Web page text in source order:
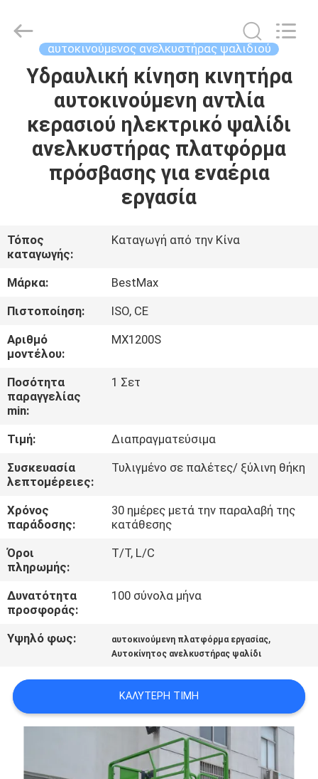
ΣΠΊΤΙ
ΠΡΟΪΌΝΤΑ
ΣΧΕΤΙΚΆ
ΕΠΙΣΚΈΨΕΙΣ
ΣΤΟ
ΕΡΓΟΣΤΆΣΙΟ
ΈΛΕΓΧΟΣ
ΠΟΙΌΤΗΤΑΣ
ΜΑΖΊ
ΜΑΣ
ΕΙΔΉΣΕΙΣ
ΖΗΤΉΣΤΕ
ΜΙΑ
ΠΡΟΣΦΟΡΆ
ΠΟΛΙΤΙΚΉ
ΑΠΟΡΡΉΤΟΥ
Reserved.
αυτοκινούμενος ανελκυστήρας ψαλιδιού
Υδραυλική κίνηση κινητήρα
αυτοκινούμενη αντλία
κερασιού ηλεκτρικό ψαλίδι
ανελκυστήρας πλατφόρμα
πρόσβασης για εναέρια
εργασία
Τόπος
καταγωγής:
Καταγωγή από την Κίνα
Μάρκα:
BestMax
Πιστοποίηση:
ISO, CE
Αριθμό
μοντέλου:
MX1200S
Ποσότητα
παραγγελίας
min:
1 Σετ
Τιμή:
Διαπραγματεύσιμα
Συσκευασία
λεπτομέρειες:
Τυλιγμένο σε παλέτες/ ξύλινη θήκη
Χρόνος
παράδοσης:
30 ημέρες μετά την παραλαβή της
κατάθεσης
Όροι
πληρωμής:
T/T, L/C
Δυνατότητα
προσφοράς:
100 σύνολα μήνα
Υψηλό φως: αυτοκινούμενη πλατφόρμα εργασίας,
Αυτοκίνητος ανελκυστήρας ψαλίδι
ΚΑΛΎΤΕΡΗ ΤΙΜΉ